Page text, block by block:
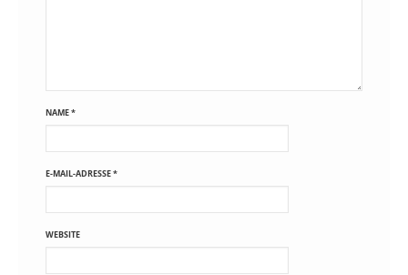
NAME*
E-MAIL-ADRESSE*
WEBSITE